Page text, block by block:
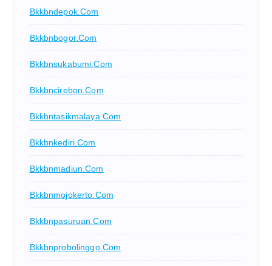
Bkkbndepok.com
Bkkbnbogor.com
Bkkbnsukabumi.com
Bkkbncirebon.com
Bkkbntasikmalaya.com
Bkkbnkediri.com
Bkkbnmadiun.com
Bkkbnmojokerto.com
Bkkbnpasuruan.com
Bkkbnprobolinggo.com